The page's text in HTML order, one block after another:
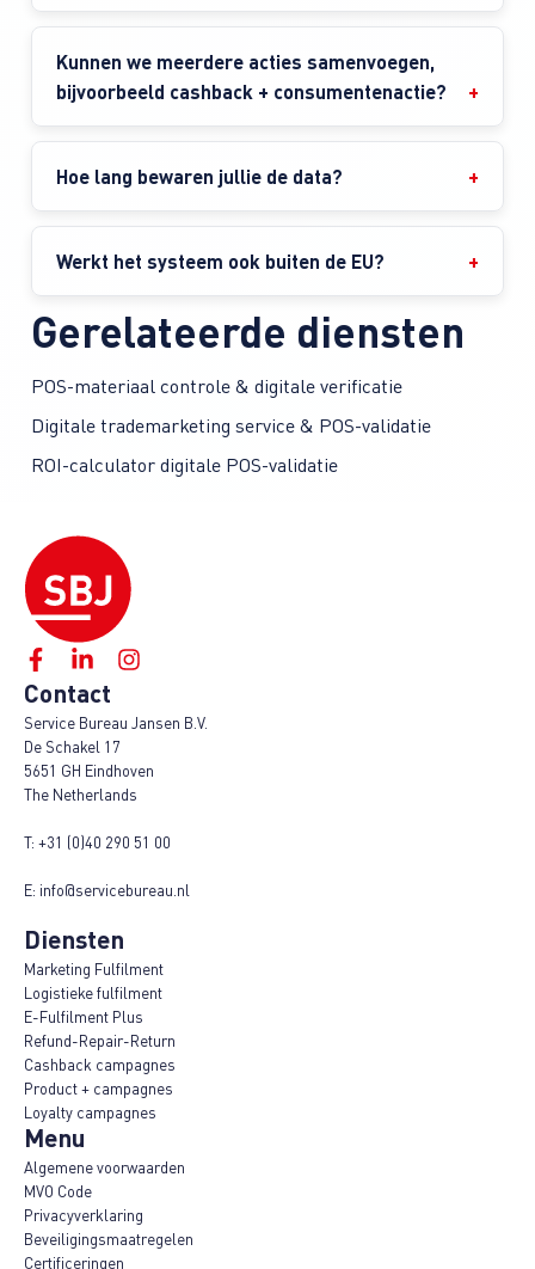
Kunnen we meerdere acties samenvoegen,
bijvoorbeeld cashback + consumentenactie?
Hoe lang bewaren jullie de data?
Werkt het systeem ook buiten de EU?
Gerelateerde diensten
POS-materiaal controle & digitale verificatie
Digitale trademarketing service & POS-validatie
ROI-calculator digitale POS-validatie
Contact
Service Bureau Jansen B.V.
De Schakel 17
5651 GH Eindhoven
The Netherlands
T: +31 (0)40 290 51 00
E: info@servicebureau.nl
Diensten
Marketing Fulfilment
Logistieke fulfilment
E-Fulfilment Plus
Refund-Repair-Return
Cashback campagnes
Product + campagnes
Loyalty campagnes
Menu
Algemene voorwaarden
MVO Code
Privacyverklaring
Beveiligingsmaatregelen
Certificeringen